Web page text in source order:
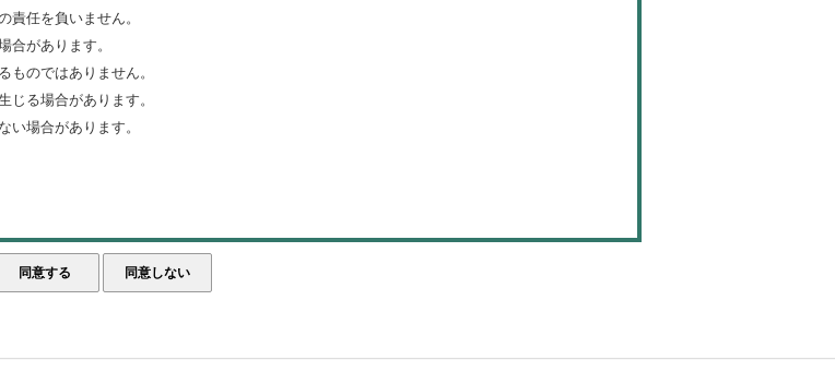
責任を負いません。
合があります。
ものではありません。
じる場合があります。
い場合があります。